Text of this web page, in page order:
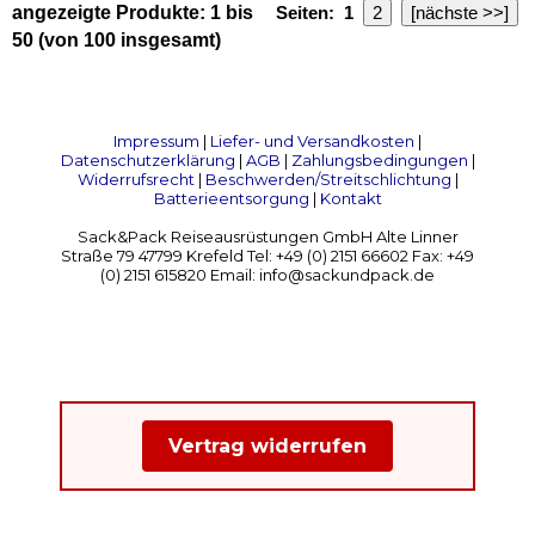
Seiten: 1 2 [nächste >>]
angezeigte Produkte: 1 bis
50 (von 100 insgesamt)
Impressum | Liefer- und Versandkosten |
Datenschutzerklärung | AGB | Zahlungsbedingungen |
Widerrufsrecht| Beschwerden/Streitschlichtung |
Batterieentsorgung | Kontakt
Sack&Pack Reiseausrüstungen GmbH Alte Linner
Straße 79 47799 Krefeld Tel: +49 (0) 2151 66602 Fax: +49
(0) 2151 615820 Email: info@sackundpack.de
Vertrag widerrufen